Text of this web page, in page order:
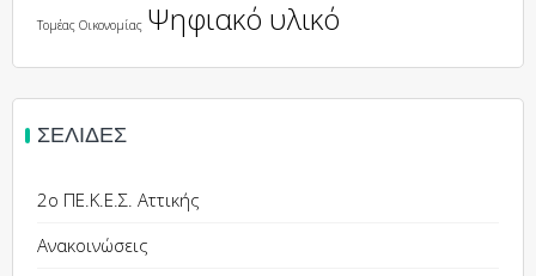
Τομέας Οικονομίας Ψηφιακό υλικό
ΣΕΛΊΔΕΣ
2ο ΠΕ.Κ.Ε.Σ. Αττικής
Ανακοινώσεις